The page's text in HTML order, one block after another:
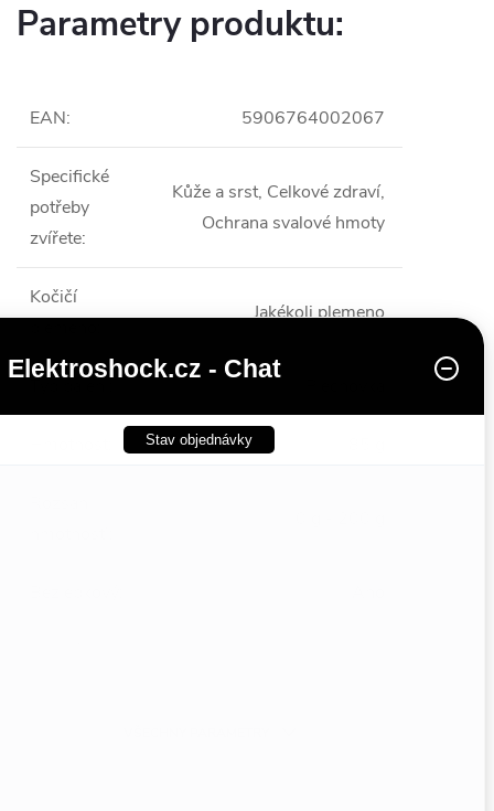
Parametry produktu:
EAN: 5906764002067
Specifické
potřeby
zvířete:
Kůže a srst, Celkové zdraví,
Ochrana svalové hmoty
Kočičí
Jakékoli plemeno
Elektroshock.cz - Chat
Stav objednávky